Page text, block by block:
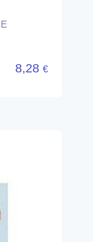
8,28 €